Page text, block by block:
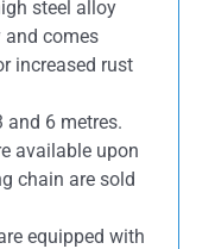
steel alloy
comes
increased rust
6 metres.
available upon
chain are sold
equipped with